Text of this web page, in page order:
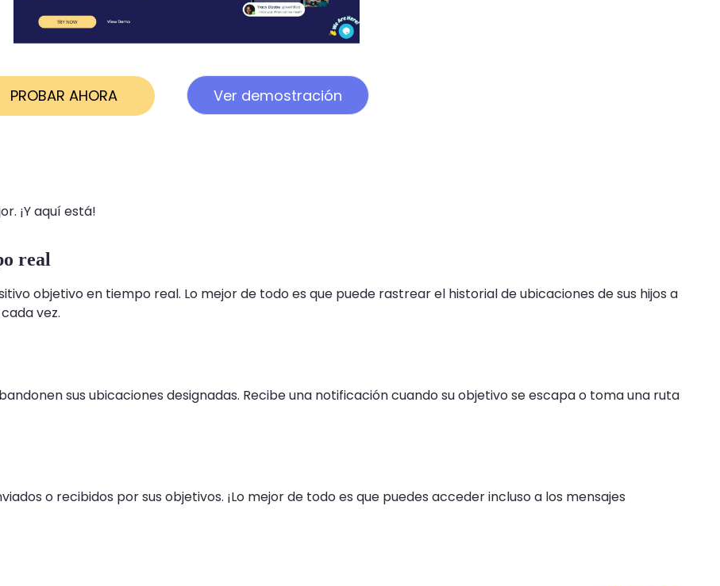
PROBAR AHORA Ver demostración
¡Y aquí está!
real
objetivo en tiempo real. Lo mejor de todo es que puede rastrear el historial de ubicaciones de sus hijos a
vez.
sus ubicaciones designadas. Recibe una notificación cuando su objetivo se escapa o toma una ruta
o recibidos por sus objetivos. ¡Lo mejor de todo es que puedes acceder incluso a los mensajes